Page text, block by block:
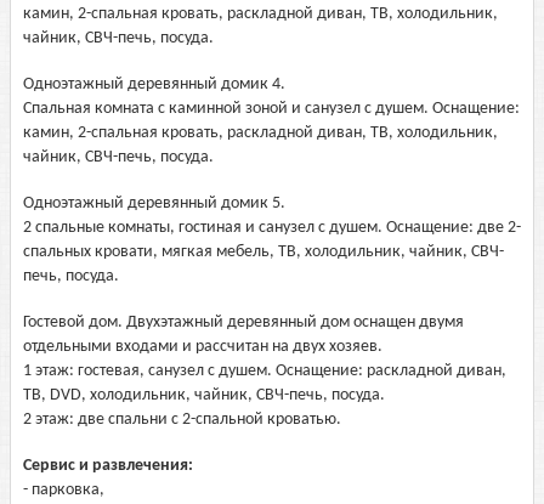
камин, 2-спальная кровать, раскладной диван, ТВ, холодильник,
чайник, СВЧ-печь, посуда.
Одноэтажный деревянный домик 4.
Спальная комната с каминной зоной и санузел с душем. Оснащение:
камин, 2-спальная кровать, раскладной диван, ТВ, холодильник,
чайник, СВЧ-печь, посуда.
Одноэтажный деревянный домик 5.
2 спальные комнаты, гостиная и санузел с душем. Оснащение: две 2-
спальных кровати, мягкая мебель, ТВ, холодильник, чайник, СВЧ-
печь, посуда.
Гостевой дом. Двухэтажный деревянный дом оснащен двумя
отдельными входами и рассчитан на двух хозяев.
1 этаж: гостевая, санузел с душем. Оснащение: раскладной диван,
ТВ, DVD, холодильник, чайник, СВЧ-печь, посуда.
2 этаж: две спальни с 2-спальной кроватью.
Сервис и развлечения:
- парковка,